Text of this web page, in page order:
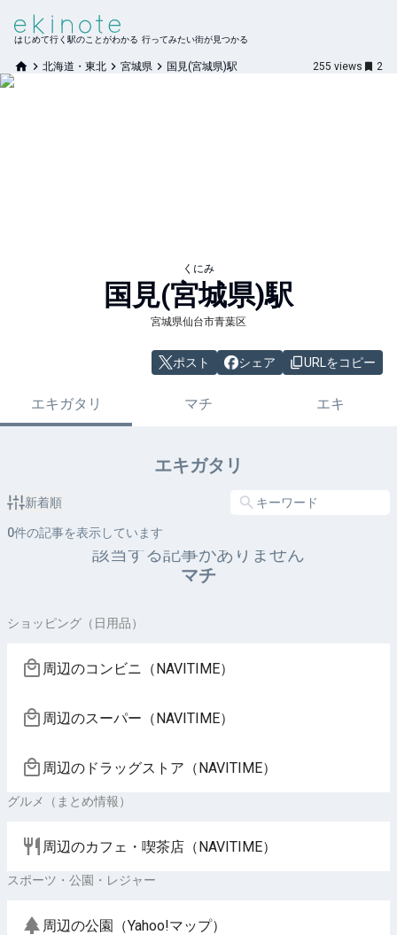
はじめて行く駅のことがわかる 行ってみたい街が見つかる
北海道・東北 宮城県 国見(宮城県)駅 255 views 2
くにみ
国見(宮城県)駅
宮城県仙台市青葉区
ポスト シェア URLをコピー
エキガタリ マチ エキ
エキガタリ
新着順
0件の記事を表示しています
該当する記事がありません
マチ
ショッピング（日用品）
周辺のコンビニ（NAVITIME）
周辺のスーパー（NAVITIME）
周辺のドラッグストア（NAVITIME）
グルメ（まとめ情報）
周辺のカフェ・喫茶店（NAVITIME）
スポーツ・公園・レジャー
周辺の公園（Yahoo!マップ）